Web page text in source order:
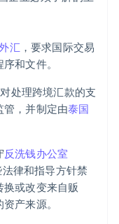
汇 ，要求国际交易
和文件。
处理跨境汇款的支
管，并制定由泰国
反洗钱办公室
律和指导方针禁
或改变来自贩
产来源。